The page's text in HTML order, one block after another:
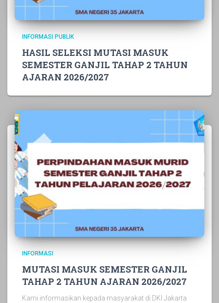
INFORMASI PUBLIK
HASIL SELEKSI MUTASI MASUK
SEMESTER GANJIL TAHAP 2 TAHUN
AJARAN 2026/2027
INFORMASI
MUTASI MASUK SEMESTER GANJIL
TAHAP 2 TAHUN AJARAN 2026/2027
Kami informasikan kepada masyarakat di DKI Jakarta